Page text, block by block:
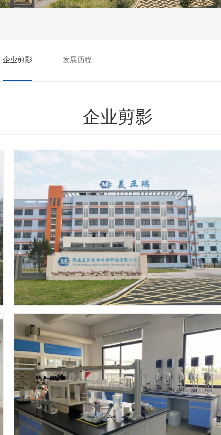
企业剪影 发展历程
企业剪影